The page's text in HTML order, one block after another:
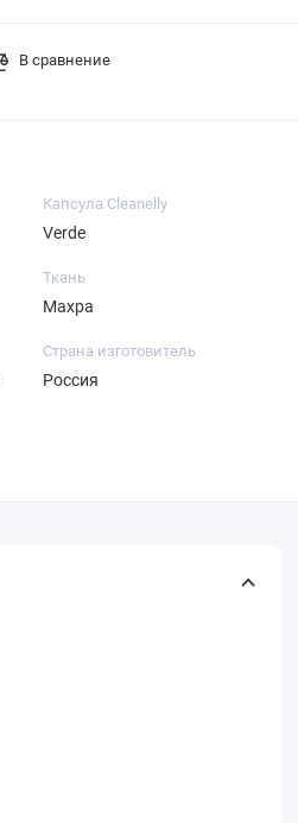
В сравнение
Капсула Cleanelly
Verde
Ткань
Махра
Страна изготовитель
Россия